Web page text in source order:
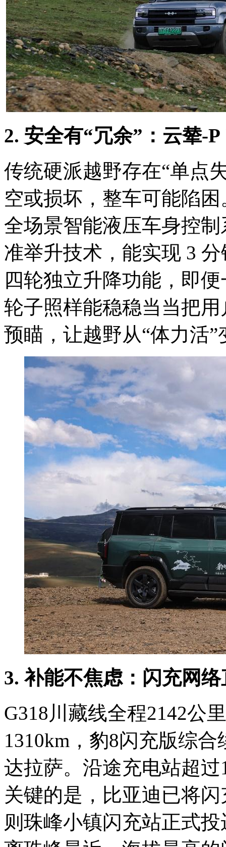
2. 安全有“冗余”：云辇-
传统硬派越野存在“单
空或损坏，整车可能陷
全场景智能液压车身控
准举升技术，能实现 3
四轮独立升降功能，即
轮子照样能稳稳当当把
预瞄，让越野从“体力活”
3. 补能不焦虑：闪充网
G318川藏线全程2142公
1310km，豹8闪充版综
达拉萨。沿途充电站超
关键的是，比亚迪已将
则珠峰小镇闪充站正式